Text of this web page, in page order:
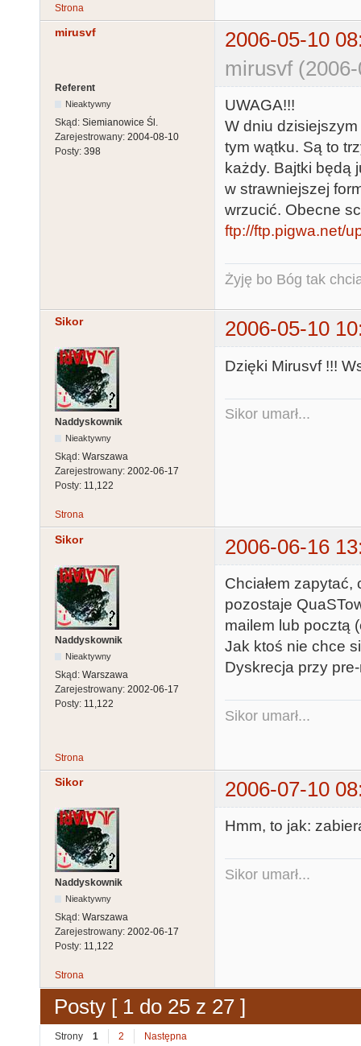
Strona
mirusvf
2006-05-10
mirusvf
Referent
Nieaktywny
Skąd: Siemianowice Śl.
Zarejestrowany: 2004-08-10
Posty: 398
UWAGA!!!
W dniu dzisiejszym
tym wątku. Są to
każdy. Bajtki będą
w strawniejszej
wrzucić. Obecne
ftp://ftp.pigwa.net/
Żyję bo Bóg tak
Sikor 2006-05-10
Naddyskownik
Nieaktywny
Skąd: Warszawa
Zarejestrowany: 2002-06-17
Posty: 11,122
Dzięki Mirusvf !!!
Sikor umarł...
Strona
Sikor 2006-06-16
Naddyskownik
Nieaktywny
Skąd: Warszawa
Zarejestrowany: 2002-06-17
Posty: 11,122
Chciałem zapytać,
pozostaje
mailem lub pocztą
Jak ktoś nie chce
Dyskrecja przy
Sikor umarł...
Strona
Sikor 2006-07-10
Naddyskownik
Nieaktywny
Skąd: Warszawa
Zarejestrowany: 2002-06-17
Posty: 11,122
Hmm, to jak:
Sikor umarł...
Strona
Posty [ 1 do 25 z 27 ]
Strony 1 2 Następna